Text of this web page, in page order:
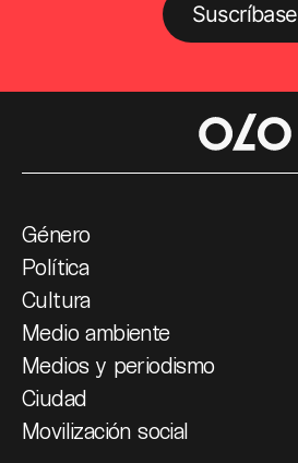
Suscríbase
Género
Política
Cultura
Medio ambiente
Medios y periodismo
Ciudad
Movilización social